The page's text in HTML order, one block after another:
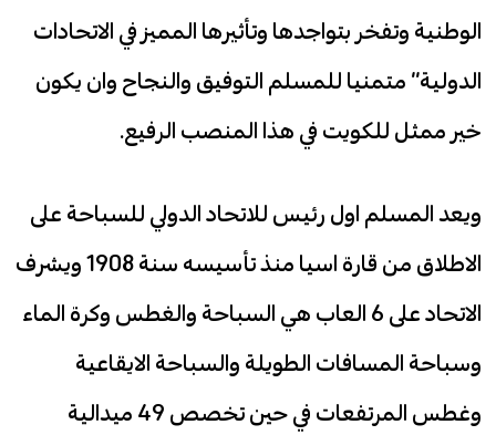
الوطنية وتفخر بتواجدها وتأثيرها المميز في الاتحادات
الدولية” متمنيا للمسلم التوفيق والنجاح وان يكون
خير ممثل للكويت في هذا المنصب الرفيع.
ويعد المسلم اول رئيس للاتحاد الدولي للسباحة على
الاطلاق من قارة اسيا منذ تأسيسه سنة 1908 ويشرف
الاتحاد على 6 العاب هي السباحة والغطس وكرة الماء
وسباحة المسافات الطويلة والسباحة الايقاعية
وغطس المرتفعات في حين تخصص 49 ميدالية